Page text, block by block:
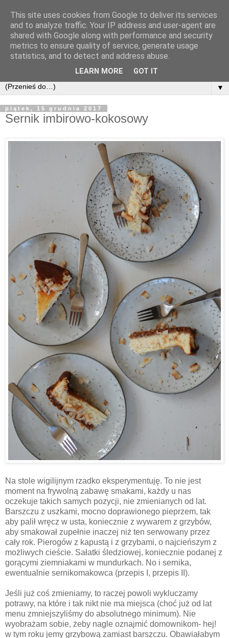
▼
piątek, 15 grudnia 2017
Sernik imbirowo-kokosowy
Na stole wigilijnym rzadko eksperymentuję. To nie jest
moment na frywolną zabawę smakami, każdy u nas
oczekuje takich samych pozycji, nie zmienianych od lat.
Barszczu z uszkami, mocno doprawionego pieprzem, tak
aby palił wręcz w usta, koniecznie z wywarem z grzybów,
aby smakował zupełnie inaczej niż ten serwowany przez
cały rok. Pierogów z kapustą i z grzybami, o najcieńszym z
możliwych cieście. Sałatki śledziowej, koniecznie podanej z
gorącymi ziemniakami w mundurkach. No i sernika,
ewentualnie sernikomakowca (przepis I, przepis II).
Jeśli już coś zmieniamy, to raczej powoli wykluczamy
potrawy, na które i tak nikt nie ma miejsca (choć już od lat
menu zmniejszyliśmy do absolutnego minimum). Nie
wyobrażam sobie, żeby nagle oznajmić domownikom- hej!
w tym roku jemy grzybową zamiast barszczu. Obawiałabym
This site uses cookies from Google to deliver its services
and to analyze traffic. Your IP address and user-agent are
shared with Google along with performance and security
metrics to ensure quality of service, generate usage
statistics, and to detect and address abuse.
LEARN MORE GOT IT